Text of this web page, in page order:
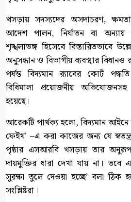
খসড়ায় সদস্যদের অসদাচরণ,
আদেশ পালন, নির্যাতন বা অন্যায়
শৃঙ্খলাভঙ্গ হিসেবে বিস্তারিতভাবে
অনুসন্ধান ও বিভাগীয় ব্যবস্থার বিধানও
পর্যন্ত বিদ্যমান র‍্যাবের কোর্ট
বিধিমালা প্রয়োজনীয়
হয়েছে।
আরেকটি পার্থক্য হলো, বিদ্যমান
ফেইথ’ –এ করা কাজের জন্য যে
পৃষ্ঠার এসআরবি খসড়ায় তার অনুরূপ
দায়মুক্তির ধারা দেখা যায় না।
সুরক্ষা তুলে দেওয়া হচ্ছে’ বলা
সংশ্লিষ্টরা।